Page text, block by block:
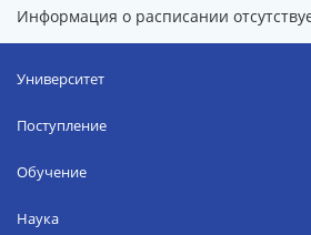
Информация о расписании
Университет
Поступление
Обучение
Наука